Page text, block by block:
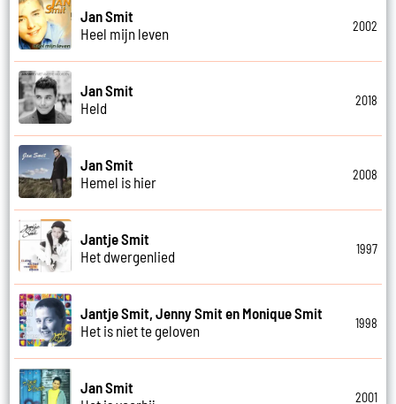
Jan Smit
Heel mijn leven
2002
Jan Smit
Held
2018
Jan Smit
Hemel is hier
2008
Jantje Smit
Het dwergenlied
1997
Jantje Smit, Jenny Smit en Monique Smit
Het is niet te geloven
1998
Jan Smit
2001